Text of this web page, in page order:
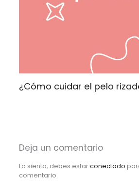
¿Cómo cuidar el pelo
Deja un comentario
Lo siento, debes estarconectado
comentario.